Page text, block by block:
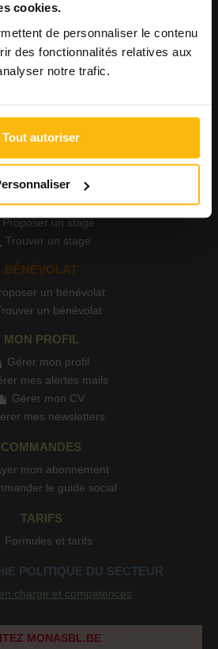
cookies.
de personnaliser le contenu
des fonctionnalités relatives aux
notre trafic.
Tout autoriser
un événement
Consulter l'agenda
FORMATIONS
ANNONCES
Proposer un stage
Trouver un stage
BÉNÉVOLAT
un bénévolat
un bénévolat
MON PROFIL
Gérer mon profil
mes alertes mails
Gérer mon CV
mes newsletters
COMMANDES
mon abonnement
le guide social
TARIFS
Formules et tarifs
POLITIQUE DU SECTEUR
charge et compétences
MONASBL.BE